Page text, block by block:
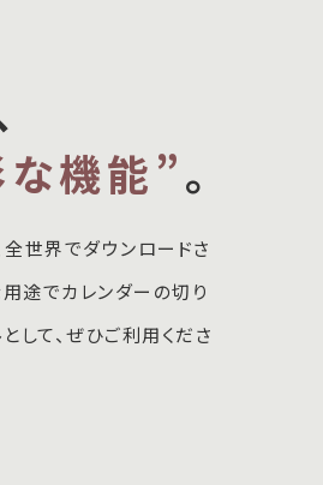
機能”。
全世界でダウンロードさ
途でカレンダーの切り
して、ぜひご利用くださ